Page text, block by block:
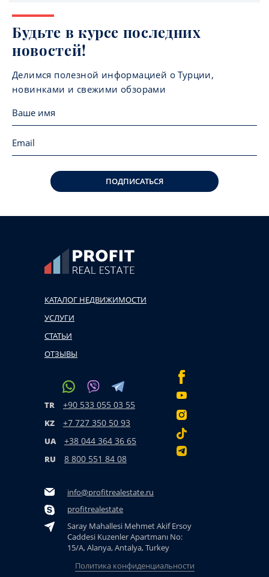
Будьте в курсе последних
новостей!
Делимся полезной информацией о Турции,
новинками и свежими обзорами
ПОДПИСАТЬСЯ
КАТАЛОГ НЕДВИЖИМОСТИ
УСЛУГИ
СТАТЬИ
ОТЗЫВЫ
TR +90 533 055 03 55
KZ +7 727 350 50 93
UA +38 044 364 36 65
RU 8 800 551 84 08
info@profitrealestate.ru
profitrealestate
Saray Mahallesi Mehmet Akif Ersoy
Caddesi Kuzenler Apartmanı No:
15/A, Alanya, Antalya, Turkey
Политика конфиденциальности